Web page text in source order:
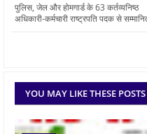
पुलिस, जेल और होमगार्ड के 63 कर्तव्यनिष्ठ
अधिकारी-कर्मचारी राष्ट्रपति पदक से
YOU MAY LIKE THESE POSTS